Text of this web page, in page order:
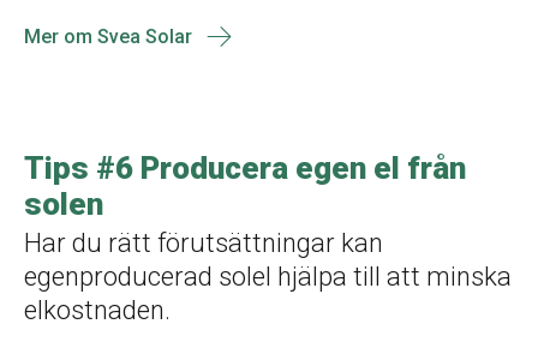
Mer om Svea Solar
Tips #6 Producera egen el från
solen
Har du rätt förutsättningar kan
egenproducerad solel hjälpa till att minska
elkostnaden.